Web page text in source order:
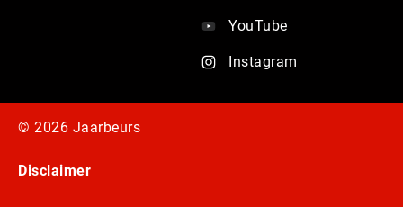
YouTube
Instagram
© 2026 Jaarbeurs
Disclaimer